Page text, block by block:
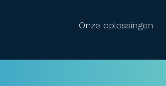
Onze oplossingen